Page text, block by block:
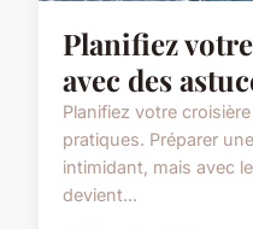
Planifiez
avec des
Planifiez votre
pratiques. Préparer
intimidant, mais avec
devient...